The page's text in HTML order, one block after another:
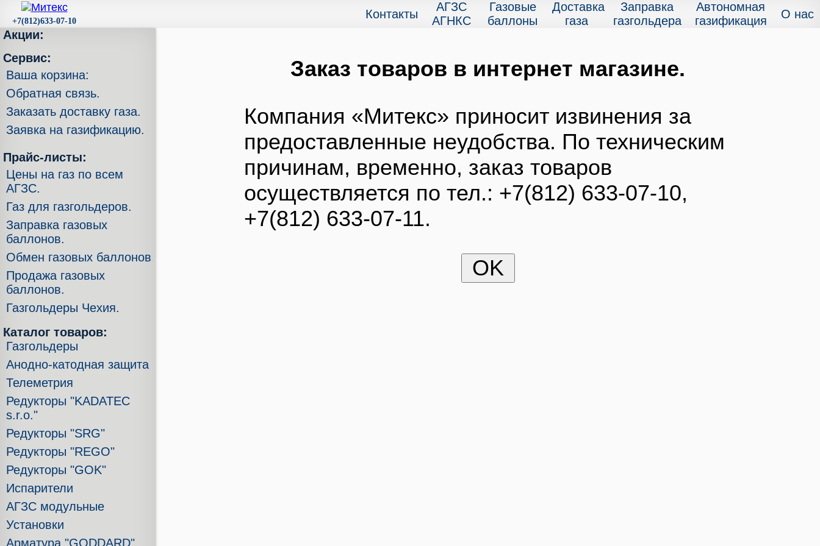
+7(812)633-07-10
Контакты
АГЗС
АГНКС
Газовые
баллоны
Доставка
газа
Заправка
газгольдера
Автономная
газификация
О нас
Заказ товаров в интернет магазине.
Компания «Митекс» приносит извинения за
предоставленные неудобства. По техническим
причинам, временно, заказ товаров
осуществляется по тел.: +7(812) 633-07-10,
+7(812) 633-07-11.
Акции:
Сервис:
Ваша корзина:
Обратная связь.
Заказать доставку газа.
Заявка на газификацию.
Прайс-листы:
Цены на газ по всем
АГЗС.
Газ для газгольдеров.
Заправка газовых
баллонов.
Обмен газовых баллонов.
Продажа газовых
баллонов.
Газгольдеры Чехия.
Каталог товаров:
Газгольдеры
Анодно-катодная защита
Телеметрия
Редукторы "KADATEC
s.r.o."
Редукторы "SRG"
Редукторы "REGO"
Редукторы "GOK"
Испарители
АГЗС модульные
Установки
Арматура "GODDARD"